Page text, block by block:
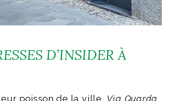
D’INSIDER À
poisson de la ville. Via Quarda